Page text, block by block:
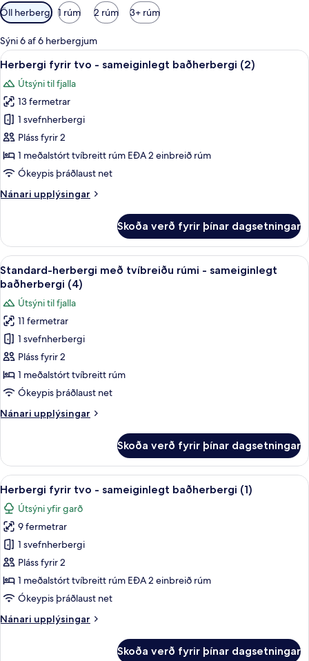
Síur
í
boði
fyrir
herbergi
Öll herbergi 1 rúm 2 rúm 3+ rúm
Sýni 6 af 6 herbergjum
Skoða
allar
myndir
fyrir
Herbergi
fyrir
tvo
-
sameiginlegt
baðherbergi
Herbergi fyrir tvo - sameiginlegt
4
Herbergi fyrir tvo - sameiginlegt baðherbergi (2)
Útsýni til fjalla
13 fermetrar
1 svefnherbergi
Pláss fyrir 2
1 meðalstórt tvíbreitt rúm EÐA 2 einbreið rúm
Ókeypis þráðlaust net
Nánari upplýsingar
Nánari
fyrir
tvo
-
sameiginlegt
baðherbergi
(2)
Skoða verð fyrir þínar dagsetningar
Skoða
allar
myndir
fyrir
Standard-
herbergi
með
tvíbreiðu
rúmi
sameiginlegt
Standard-herbergi með tvíbreiðu
4
Standard-herbergi með tvíbreiðu rúmi - sameiginlegt
baðherbergi (4)
Útsýni til fjalla
11 fermetrar
1 svefnherbergi
Pláss fyrir 2
1 meðalstórt tvíbreitt rúm
Ókeypis þráðlaust net
Nánari upplýsingar
Nánari
herbergi
með
tvíbreiðu
rúmi
sameiginlegt
baðherbergi
(4)
Skoða verð fyrir þínar dagsetningar
Skoða
allar
myndir
fyrir
Herbergi
fyrir
tvo
-
sameiginlegt
baðherbergi
Herbergi fyrir tvo - sameiginlegt
5
Herbergi fyrir tvo - sameiginlegt baðherbergi (1)
Útsýni yfir garð
9 fermetrar
1 svefnherbergi
Pláss fyrir 2
1 meðalstórt tvíbreitt rúm EÐA 2 einbreið rúm
Ókeypis þráðlaust net
Nánari upplýsingar
Nánari
Skoða verð fyrir þínar dagsetningar